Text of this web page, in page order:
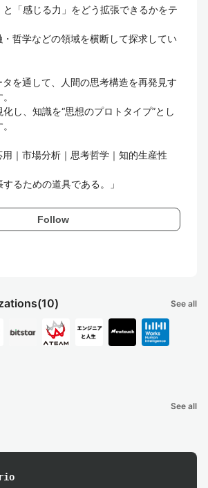
と「感じる力」をどう拡張できるかをテ
哲学などの領域を横断して探求してい
を通して、人間の思考構造を再発見す
し、知識を“思想のプロトタイプ”とし
｜市場分析｜思考哲学｜知的生産性
するための道具である。」
Follow
(10) See all
See all